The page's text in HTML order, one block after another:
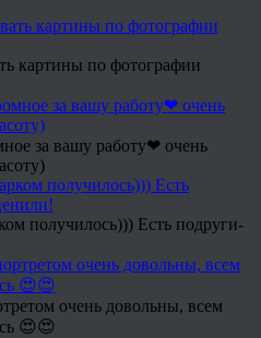
картины по фотографии
за вашу работу❤ очень
получилось))) Есть подруги-
очень довольны, всем
😍😍